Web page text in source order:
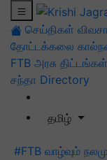
செய்திகள்
தோட்டக்கலை
FTB அரசு திட்டங்கள்
சந்தா Directory
தமிழ்
#FTB வாழ்வும்